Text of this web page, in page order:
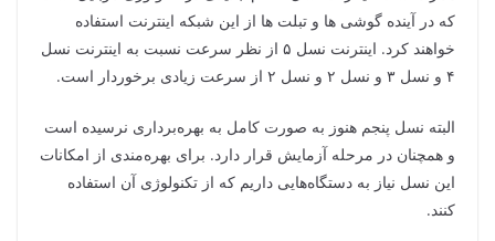
که در آینده گوشی ها و تبلت ها از این شبکه اینترنت استفاده
خواهند کرد. اینترنت نسل ۵ از نظر سرعت نسبت به اینترنت نسل
۴ و نسل ۳ و نسل ۲ و نسل ۲ از سرعت زیادی برخوردار است.
البته نسل پنجم هنوز به صورت کامل به بهره‌برداری نرسیده‌ است
و همچنان در مرحله آزمایش قرار دارد. برای بهره‌مندی از امکانات
این نسل نیاز به دستگاه‌هایی داریم که از تکنولوژی آن استفاده
کنند.